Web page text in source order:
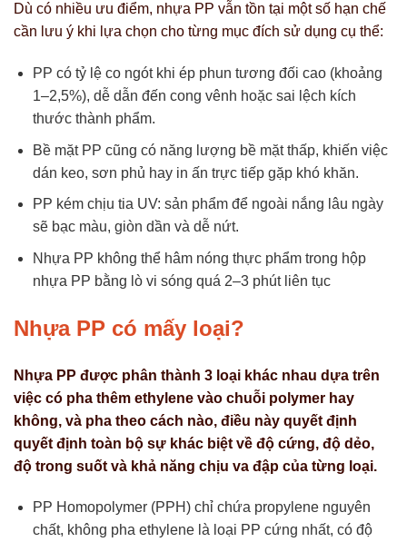
Dù có nhiều ưu điểm, nhựa PP vẫn tồn tại một số hạn chế
cần lưu ý khi lựa chọn cho từng mục đích sử dụng cụ thể:
PP có tỷ lệ co ngót khi ép phun tương đối cao (khoảng
1–2,5%), dễ dẫn đến cong vênh hoặc sai lệch kích
thước thành phẩm.
Bề mặt PP cũng có năng lượng bề mặt thấp, khiến việc
dán keo, sơn phủ hay in ấn trực tiếp gặp khó khăn.
PP kém chịu tia UV: sản phẩm để ngoài nắng lâu ngày
sẽ bạc màu, giòn dần và dễ nứt.
Nhựa PP không thể hâm nóng thực phẩm trong hộp
nhựa PP bằng lò vi sóng quá 2–3 phút liên tục
Nhựa PP có mấy loại?
Nhựa PP được phân thành 3 loại khác nhau dựa trên
việc có pha thêm ethylene vào chuỗi polymer hay
không, và pha theo cách nào, điều này quyết định
quyết định toàn bộ sự khác biệt về độ cứng, độ dẻo,
độ trong suốt và khả năng chịu va đập của từng loại.
PP Homopolymer (PPH) chỉ chứa propylene nguyên
chất, không pha ethylene là loại PP cứng nhất, có độ